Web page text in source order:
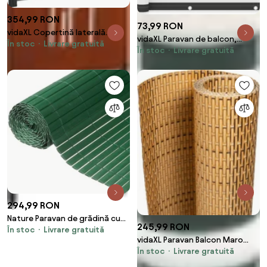
354,99 RON
vidaXL Copertină laterală
retractabilă antracit 117x300
În stoc Livrare gratuită
73,99 RON
vidaXL Paravan de balcon,
antracit și alb, 75x400 cm,
În stoc Livrare gratuită
294,99 RON
Nature Paravan de grădină cu
două fețe, verde, 1,5 x 3 m, PVC
În stoc Livrare gratuită 245,99 RON
vidaXL Paravan Balcon Maro
Deschis 300x100 cm Poly
Rattan
În stoc Livrare gratuită